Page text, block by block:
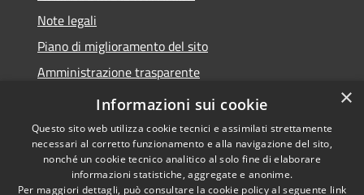
Note legali
Piano di miglioramento del sito
Amministrazione trasparente
Albo Pretorio
Copyright © 2026 • Comune di
×
Informazioni sui cookie
Questo sito web utilizza cookie tecnici e assimilati strettamente
necessari al corretto funzionamento e alla navigazione del sito,
nonché un cookie tecnico analitico al solo fine di elaborare
informazioni statistiche, aggregate e anonime.
Per maggiori dettagli, può consultare la cookie policy al seguente link